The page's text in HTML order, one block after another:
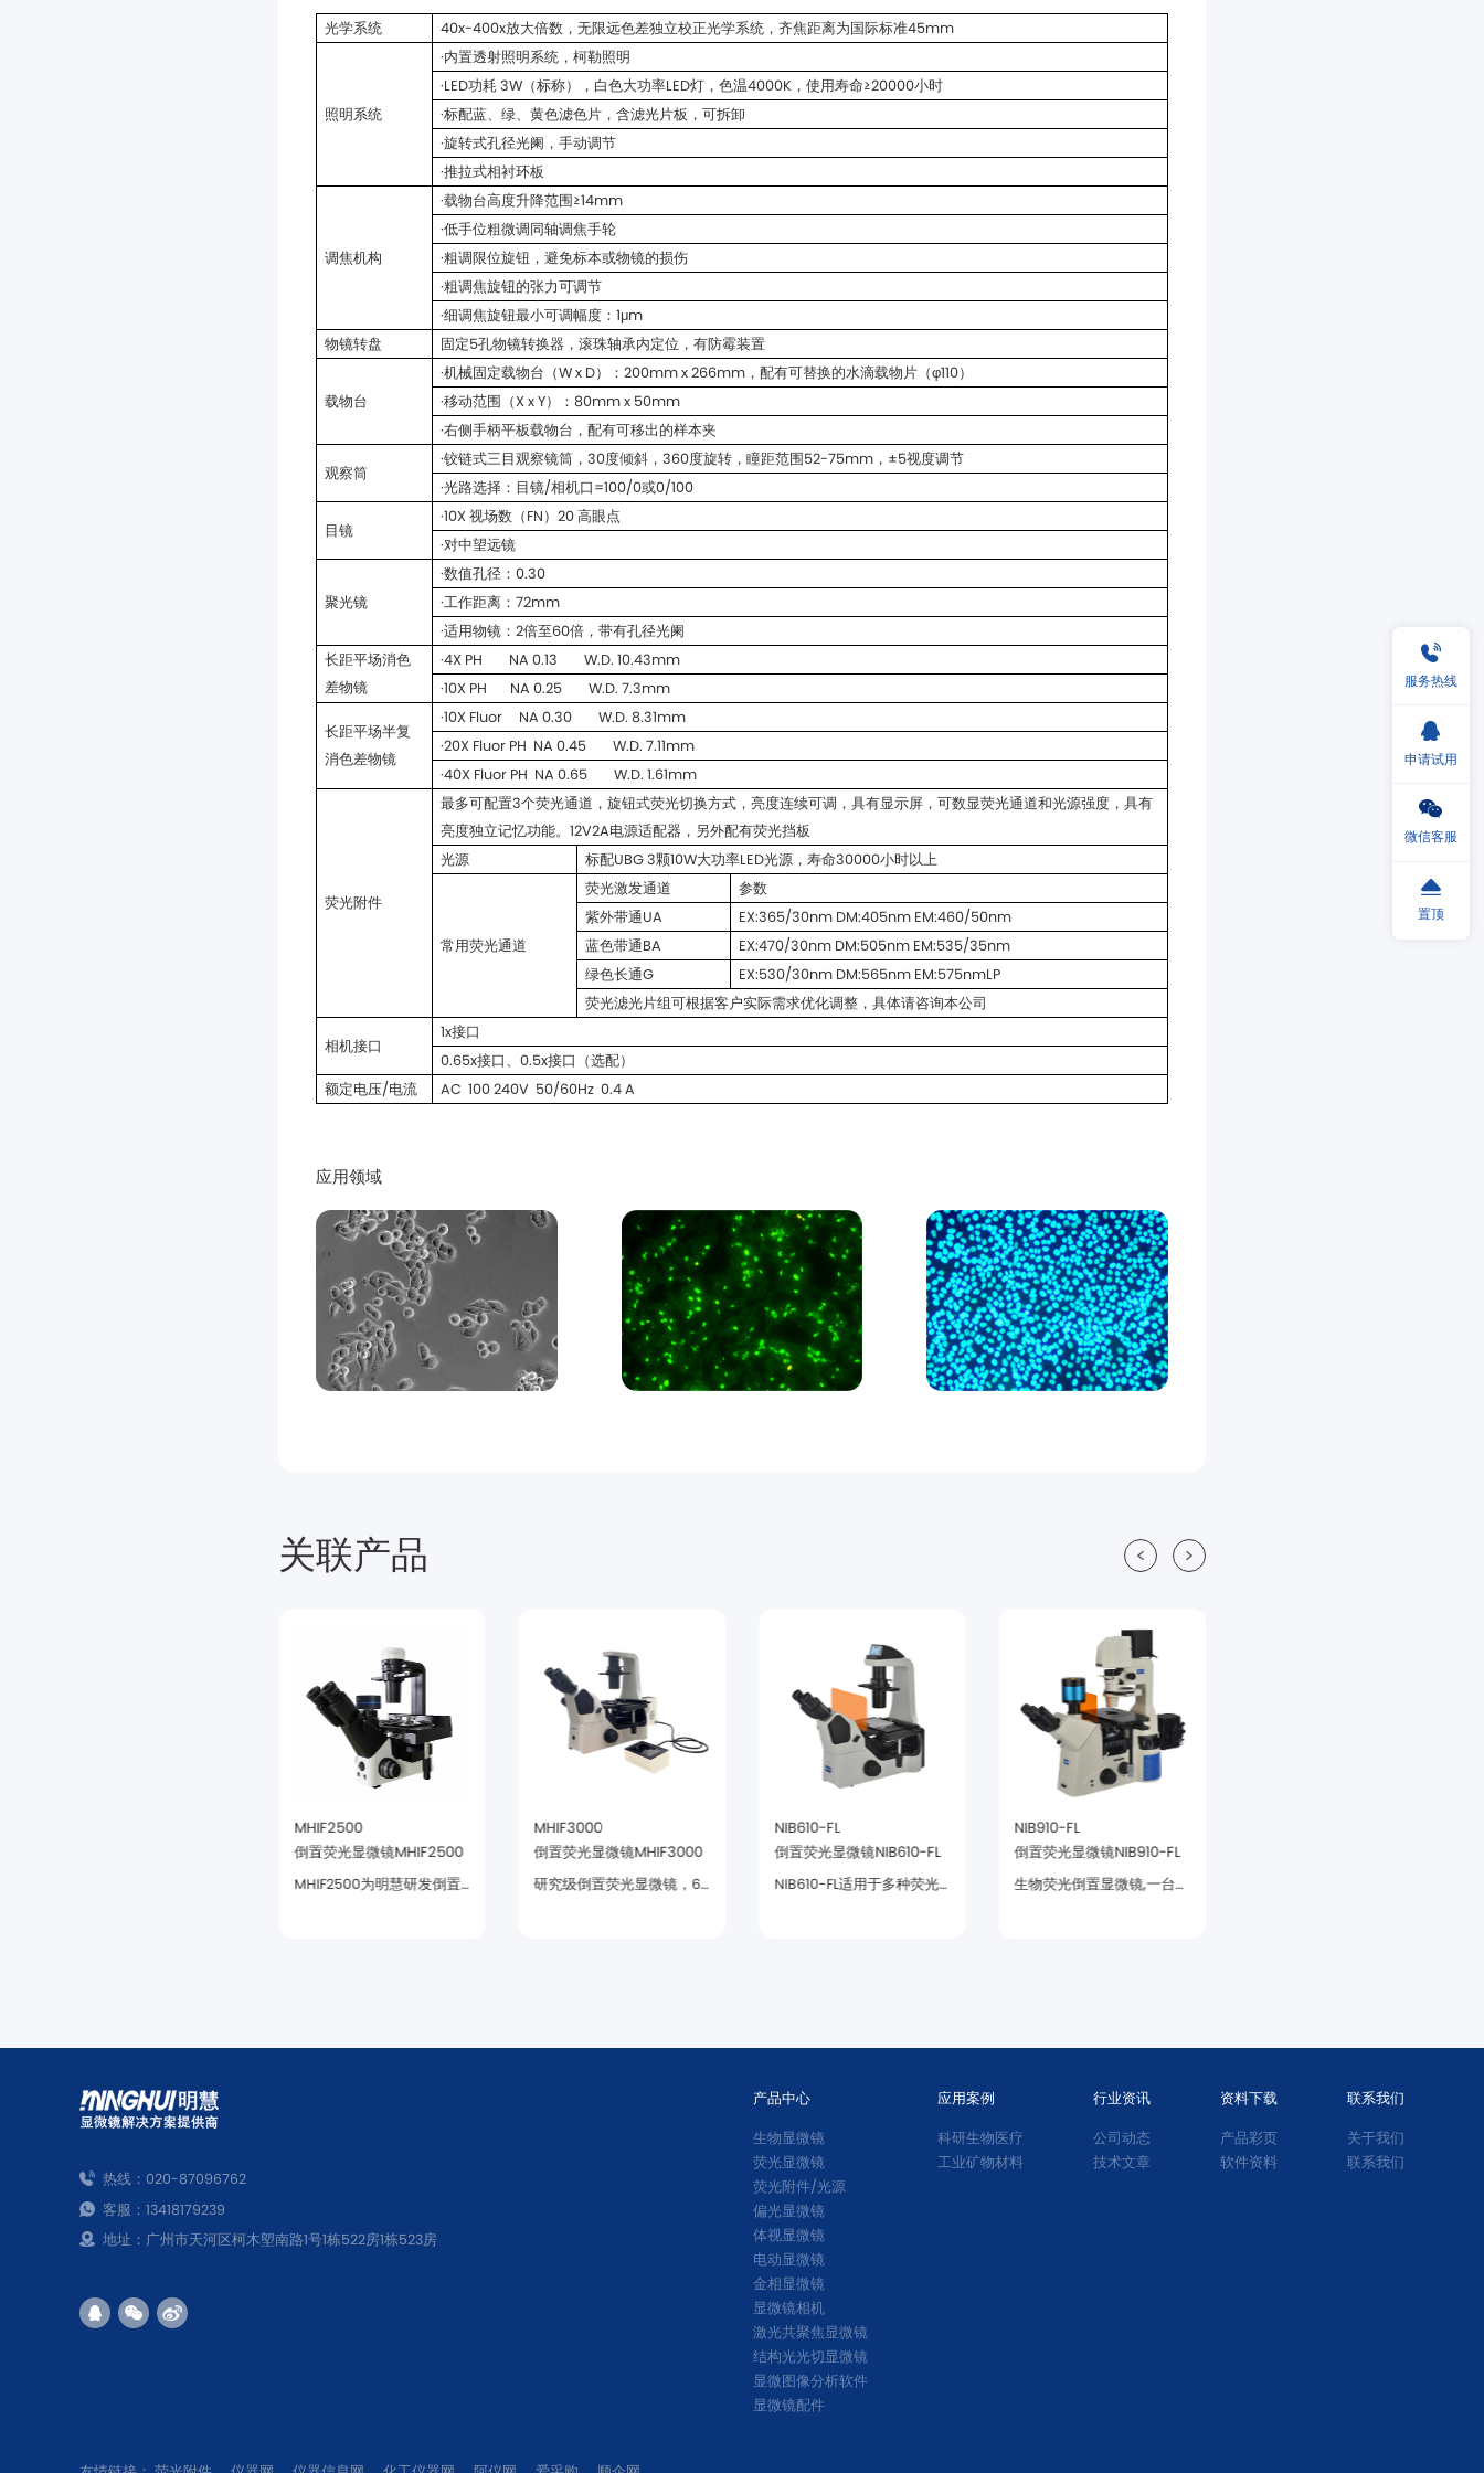
光学系统 40x-400x放大倍数，无限远色差独立校正光学系统，齐焦距离为国际标准45mm
照明系统
·内置透射照明系统，柯勒照明
·LED功耗 3W（标称），白色大功率LED灯，色温4000K，使用寿命≥20000小时
·标配蓝、绿、黄色滤色片，含滤光片板，可拆卸
·旋转式孔径光阑，手动调节
·推拉式相衬环板
调焦机构
·载物台高度升降范围≥14mm
·低手位粗微调同轴调焦手轮
·粗调限位旋钮，避免标本或物镜的损伤
·粗调焦旋钮的张力可调节
·细调焦旋钮最小可调幅度：1μm
物镜转盘
固定5孔物镜转换器，滚珠轴承内定位，有防霉装置
载物台
·机械固定载物台（W x D）：200mm x 266mm，配有可替换的水滴载物片（φ110）
·移动范围（X x Y）：80mm x 50mm
·右侧手柄平板载物台，配有可移出的样本夹
观察筒
·铰链式三目观察镜筒，30度倾斜，360度旋转，瞳距范围52-75mm，±5视度调节
·光路选择：目镜/相机口=100/0或0/100
目镜
·10X 视场数（FN）20 高眼点
·对中望远镜
聚光镜
·数值孔径：0.30
·工作距离：72mm
·适用物镜：2倍至60倍，带有孔径光阑
差物镜
·4X PH NA 0.13 W.D. 10.43mm
·10X PH NA 0.25 W.D. 7.3mm
消色差物镜
·10X Fluor NA 0.30 W.D. 8.31mm
·20X Fluor PH NA 0.45 W.D. 7.11mm
·40X Fluor PH NA 0.65 W.D. 1.61mm
荧光附件
亮度独立记忆功能。12V2A电源适配器，另外配有荧光挡板
光源
标配UBG 3颗10W大功率LED光源，寿命30000小时以上
常用荧光通道
荧光激发通道
参数
紫外带通UA
EX:365/30nm DM:405nm EM:460/50nm
蓝色带通BA
EX:470/30nm DM:505nm EM:535/35nm
绿色长通G
EX:530/30nm DM:565nm EM:575nmLP
荧光滤光片组可根据客户实际需求优化调整，具体请咨询本公司
相机接口
1x接口
0.65x接口、0.5x接口（选配）
额定电压/电流
AC 100 240V 50/60Hz 0.4 A
应用领域
关联产品
MHIF2500
倒置荧光显微镜MHIF2500
MHIF3000
倒置荧光显微镜MHIF3000
NIB610-FL
倒置荧光显微镜NIB610-FL
NIB910-FL
倒置荧光显微镜NIB910-FL
热线：020-87096762
客服：13418179239
地址：广州市天河区柯木塱南路1号1栋522房1栋523房
产品中心
生物显微镜
荧光显微镜
荧光附件/光源
偏光显微镜
体视显微镜
电动显微镜
金相显微镜
显微镜相机
激光共聚焦显微镜
结构光光切显微镜
显微图像分析软件
显微镜配件
应用案例
科研生物医疗
工业矿物材料
行业资讯
公司动态
技术文章
资料下载
产品彩页
软件资料
联系我们
关于我们
联系我们
服务热线
申请试用
微信客服
置顶